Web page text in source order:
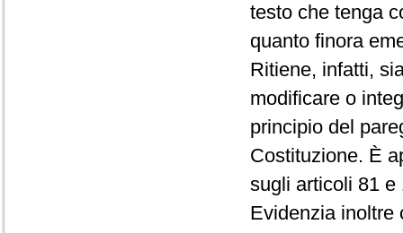
testo che tenga
quanto finora
Ritiene, infatti,
modificare o
principio del
Costituzione. È
sugli articoli 81 e
Evidenzia inoltre